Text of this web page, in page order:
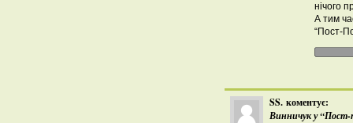
нічого
А тим
“Пост-
SS. коментує:
Винничук у “Пост-